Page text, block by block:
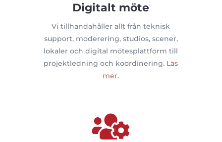
Digitalt möte
Vi tillhandahåller allt från teknisk
support, moderering, studios, scener,
lokaler och digital mötesplattform till
projektledning och koordinering. Läs
mer.
